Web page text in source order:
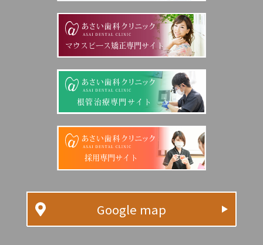
マウスピース矯正専門サイト
根管治療専門サイト
採用専門サイト
Google map